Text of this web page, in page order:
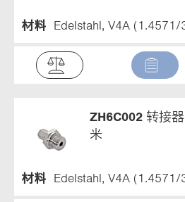
材料 Edelstahl, V4A (1.4571/
ZH6C002 转接
米
材料 Edelstahl, V4A (1.4571/